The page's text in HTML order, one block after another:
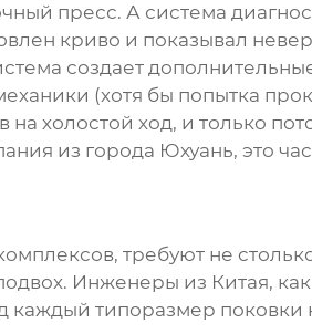
пресс. А система
криво и показывал
создает
(хотя бы попытка
холостой ход, и только
из города Юхуань, это
требуют не
Инженеры из Китая,
типоразмер поковки